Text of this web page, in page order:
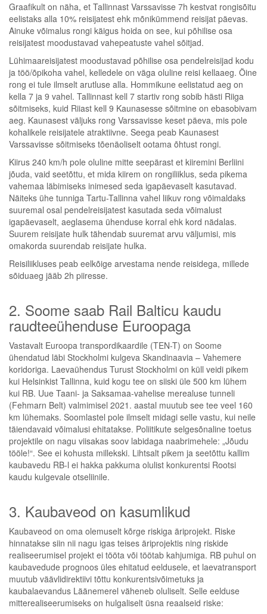
Graafikult on näha, et Tallinnast Varssavisse 7h kestvat rongisõitu
eelistaks alla 10% reisijatest ehk mõnikümmend reisijat päevas.
Ainuke võimalus rongi käigus hoida on see, kui põhilise osa
reisijatest moodustavad vahepeatuste vahel sõitjad.
Lühimaareisijatest moodustavad põhilise osa pendelreisijad kodu
ja töö/õpikoha vahel, kelledele on väga oluline reisi kellaaeg. Öine
rong ei tule ilmselt arutluse alla. Hommikune eelistatud aeg on
kella 7 ja 9 vahel. Tallinnast kell 7 startiv rong sobib hästi Riiga
sõitmiseks, kuid Riiast kell 9 Kaunasesse sõitmine on ebasobivam
aeg. Kaunasest väljuks rong Varssavisse keset päeva, mis pole
kohalikele reisijatele atraktiivne. Seega peab Kaunasest
Varssavisse sõitmiseks tõenäoliselt ootama õhtust rongi.
Kiirus 240 km/h pole oluline mitte seepärast et kiiremini Berliini
jõuda, vaid seetõttu, et mida kiirem on rongiliiklus, seda pikema
vahemaa läbimiseks inimesed seda igapäevaselt kasutavad.
Näiteks ühe tunniga Tartu-Tallinna vahel liikuv rong võimaldaks
suuremal osal pendelreisijatest kasutada seda võimalust
igapäevaselt, aeglasema ühenduse korral ehk kord nädalas.
Suurem reisijate hulk tähendab suuremat arvu väljumisi, mis
omakorda suurendab reisijate hulka.
Reisiliikluses peab eelkõige arvestama nende reisidega, millede
sõiduaeg jääb 2h piiresse.
2. Soome saab Rail Balticu kaudu
raudteeühenduse Euroopaga
Vastavalt Euroopa transpordikaardile (TEN-T) on Soome
ühendatud läbi Stockholmi kulgeva Skandinaavia – Vahemere
koridoriga. Laevaühendus Turust Stockholmi on küll veidi pikem
kui Helsinkist Tallinna, kuid kogu tee on siiski üle 500 km lühem
kui RB. Uue Taani- ja Saksamaa-vahelise merealuse tunneli
(Fehmarn Belt) valmimisel 2021. aastal muutub see tee veel 160
km lühemaks. Soomlastel pole ilmselt midagi selle vastu, kui neile
täiendavaid võimalusi ehitatakse. Poliitikute selgesõnaline toetus
projektile on nagu viisakas soov labidaga naabrimehele: „Jõudu
tööle!“. See ei kohusta millekski. Lihtsalt pikem ja seetõttu kallim
kaubavedu RB-l ei hakka pakkuma olulist konkurentsi Rootsi
kaudu kulgevale otseliinile.
3. Kaubaveod on kasumlikud
Kaubaveod on oma olemuselt kõrge riskiga äriprojekt. Riske
hinnatakse siin nii nagu igas teises äriprojektis ning riskide
realiseerumisel projekt ei tööta või töötab kahjumiga. RB puhul on
kaubavedude prognoos üles ehitatud eeldusele, et laevatransport
muutub väävlidirektiivi tõttu konkurentsivõimetuks ja
kaubalaevandus Läänemerel väheneb oluliselt. Selle eelduse
mitterealiseerumiseks on hulgaliselt üsna reaalseid riske: